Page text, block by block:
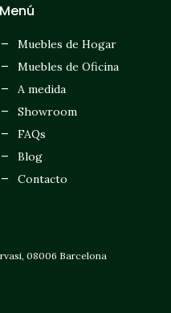
Menú
Muebles de Hogar
Muebles de Oficina
A medida
Showroom
FAQs
Blog
Contacto
08006 Barcelona